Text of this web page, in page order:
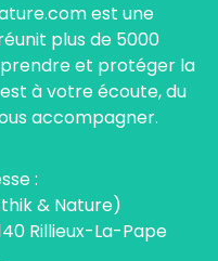
est une
plus de 5000
et protéger la
à votre écoute, du
accompagner.
:
& Nature)
Rillieux-La-Pape